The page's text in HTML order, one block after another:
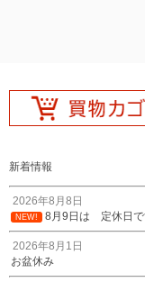
新着情報
2026年8月8日
NEW! 8月9日は 定休日
2026年8月1日
お盆休み